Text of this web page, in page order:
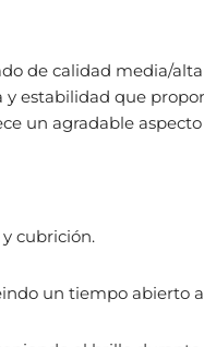
de calidad media/
estabilidad que
un agradable
cubrición.
un tiempo abierto